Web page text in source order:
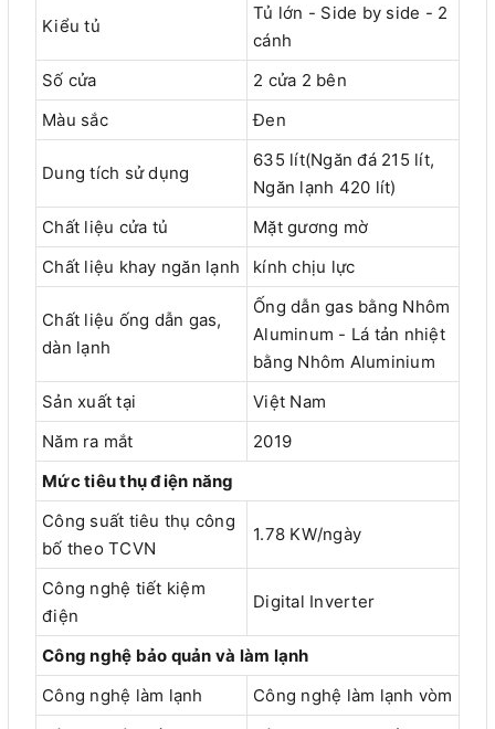
Kiểu tủ
Tủ lớn - Side by side - 2
cánh
Số cửa
2 cửa 2 bên
Màu sắc
Đen
Dung tích sử dụng
635 lít(Ngăn đá 215 lít,
Ngăn lạnh 420 lít)
Chất liệu cửa tủ
Mặt gương mờ
Chất liệu khay ngăn lạnh
kính chịu lực
Chất liệu ống dẫn gas,
dàn lạnh
Ống dẫn gas bằng Nhôm
Aluminum - Lá tản nhiệt
bằng Nhôm Aluminium
Sản xuất tại
Việt Nam
Năm ra mắt
2019
Mức tiêu thụ điện năng
Công suất tiêu thụ công
bố theo TCVN
1.78 KW/ngày
Công nghệ tiết kiệm
điện
Digital Inverter
Công nghệ bảo quản và làm lạnh
Công nghệ làm lạnh
Công nghệ làm lạnh vòm